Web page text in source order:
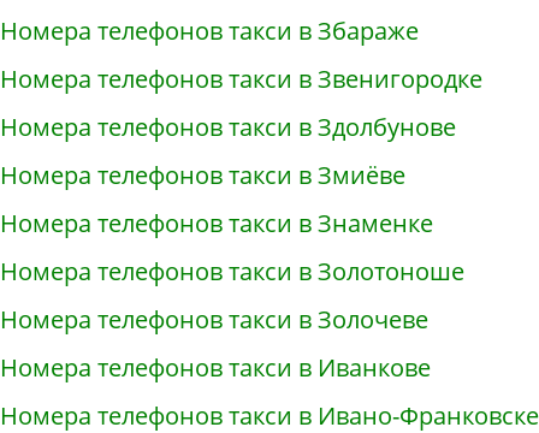
Номера телефонов такси в Збараже
Номера телефонов такси в Звенигородке
Номера телефонов такси в Здолбунове
Номера телефонов такси в Змиёве
Номера телефонов такси в Знаменке
Номера телефонов такси в Золотоноше
Номера телефонов такси в Золочеве
Номера телефонов такси в Иванкове
Номера телефонов такси в Ивано-Франковске